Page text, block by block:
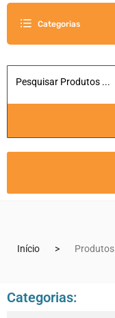
Categorias
Início Produtos
Categorias: